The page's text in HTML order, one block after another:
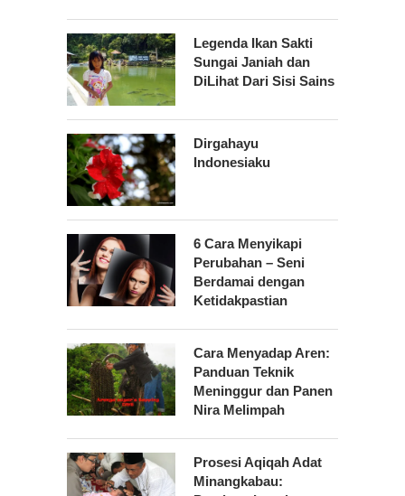
Legenda Ikan Sakti
Sungai Janiah dan
DiLihat Dari Sisi Sains
Dirgahayu
Indonesiaku
6 Cara Menyikapi
Perubahan – Seni
Berdamai dengan
Ketidakpastian
Cara Menyadap Aren:
Panduan Teknik
Meninggur dan Panen
Nira Melimpah
Prosesi Aqiqah Adat
Minangkabau: